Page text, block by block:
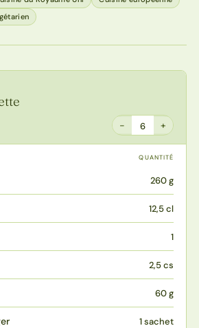
− 6 +
QUANTITÉ
260 g
12,5 cl
1
2,5 cs
60 g
1 sachet